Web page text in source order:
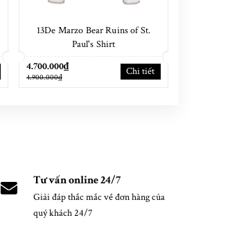
13De Marzo Bear Ruins of St.
Paul's Shirt
4.700.000₫
4.900.000₫ Chi tiết
Tư vấn online 24/7
Giải đáp thắc mắc về đơn hàng của
quý khách 24/7